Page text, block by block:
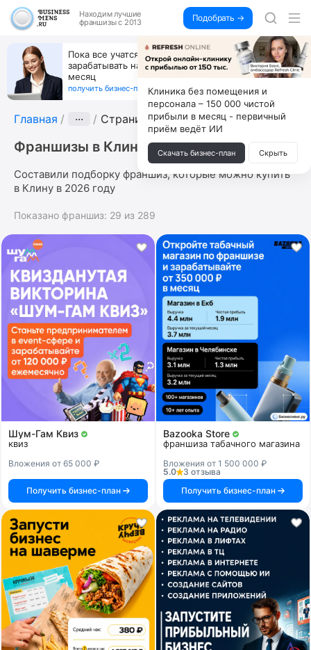
Находим лучшие
франшизы с 2013
Подобрать →
Пока все учатся пользоваться ИИ, вы можете
зарабатывать на их обучении по 500 тыс. каждый
месяц
получить бизнес-план ↓
Главная ··· Страница 8
Франшизы в Клину
Составили подборку франшиз, которые можно купить
в Клину в 2026 году
Показано франшиз: 29 из 289
Шум-Гам Квиз
квиз
Вложения от 65 000 ₽
Получить бизнес-план
Bazooka Store
франшиза табачного магазина
Вложения от 1 500 000 ₽
5.0
3 отзыва
Получить бизнес-план
Клиника без помещения и
персонала – 150 000 чистой
прибыли в месяц - первичный
приём ведёт ИИ
Скачать бизнес-план Скрыть